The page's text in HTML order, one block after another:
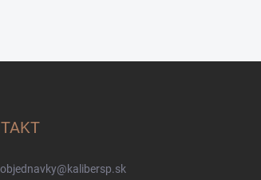
objednavky@kalibersp.sk